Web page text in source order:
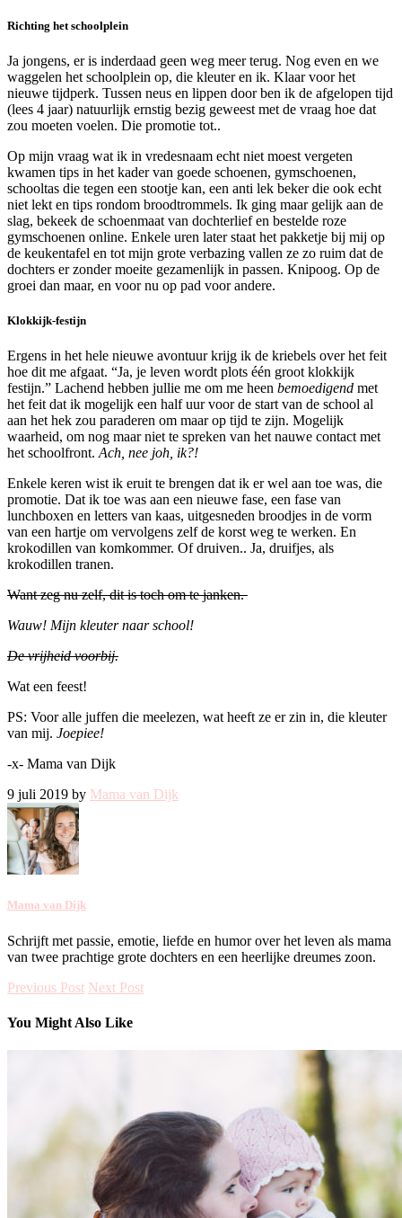
Richting het schoolplein
Ja jongens, er is inderdaad geen weg meer terug. Nog even en we
waggelen het schoolplein op, die kleuter en ik. Klaar voor het
nieuwe tijdperk. Tussen neus en lippen door ben ik de afgelopen tijd
(lees 4 jaar) natuurlijk ernstig bezig geweest met de vraag hoe dat
zou moeten voelen. Die promotie tot..
Op mijn vraag wat ik in vredesnaam echt niet moest vergeten
kwamen tips in het kader van goede schoenen, gymschoenen,
schooltas die tegen een stootje kan, een anti lek beker die ook echt
niet lekt en tips rondom broodtrommels. Ik ging maar gelijk aan de
slag, bekeek de schoenmaat van dochterlief en bestelde roze
gymschoenen online. Enkele uren later staat het pakketje bij mij op
de keukentafel en tot mijn grote verbazing vallen ze zo ruim dat de
dochters er zonder moeite gezamenlijk in passen. Knipoog. Op de
groei dan maar, en voor nu op pad voor andere.
Klokkijk-festijn
Ergens in het hele nieuwe avontuur krijg ik de kriebels over het feit
hoe dit me afgaat. “Ja, je leven wordt plots één groot klokkijk
festijn.” Lachend hebben jullie me om me heen bemoedigend met
het feit dat ik mogelijk een half uur voor de start van de school al
aan het hek zou paraderen om maar op tijd te zijn. Mogelijk
waarheid, om nog maar niet te spreken van het nauwe contact met
het schoolfront. Ach, nee joh, ik?!
Enkele keren wist ik eruit te brengen dat ik er wel aan toe was, die
promotie. Dat ik toe was aan een nieuwe fase, een fase van
lunchboxen en letters van kaas, uitgesneden broodjes in de vorm
van een hartje om vervolgens zelf de korst weg te werken. En
krokodillen van komkommer. Of druiven.. Ja, druifjes, als
krokodillen tranen.
Want zeg nu zelf, dit is toch om te janken.
Wauw! Mijn kleuter naar school!
De vrijheid voorbij.
Wat een feest!
PS: Voor alle juffen die meelezen, wat heeft ze er zin in, die kleuter
van mij. Joepiee!
-x- Mama van Dijk
9 juli 2019 by Mama van Dijk
Mama van Dijk
Schrijft met passie, emotie, liefde en humor over het leven als mama
van twee prachtige grote dochters en een heerlijke dreumes zoon.
Previous Post Next Post
You Might Also Like